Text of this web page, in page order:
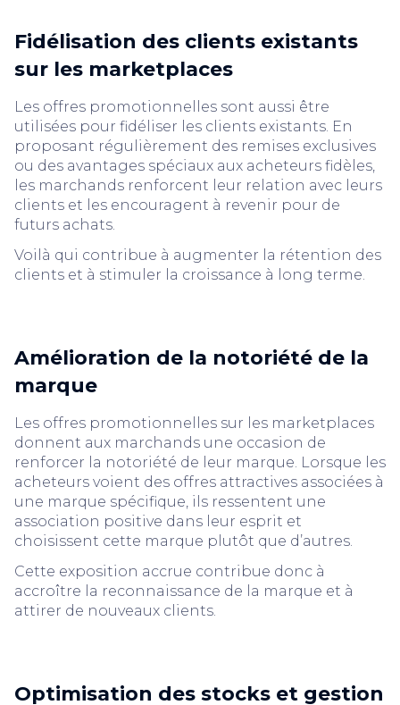
Fidélisation des clients existants
sur les marketplaces
Les offres promotionnelles sont aussi être
utilisées pour fidéliser les clients existants. En
proposant régulièrement des remises exclusives
ou des avantages spéciaux aux acheteurs fidèles,
les marchands renforcent leur relation avec leurs
clients et les encouragent à revenir pour de
futurs achats.
Voilà qui contribue à augmenter la rétention des
clients et à stimuler la croissance à long terme.
Amélioration de la notoriété de la
marque
Les offres promotionnelles sur les marketplaces
donnent aux marchands une occasion de
renforcer la notoriété de leur marque. Lorsque les
acheteurs voient des offres attractives associées à
une marque spécifique, ils ressentent une
association positive dans leur esprit et
choisissent cette marque plutôt que d’autres.
Cette exposition accrue contribue donc à
accroître la reconnaissance de la marque et à
attirer de nouveaux clients.
Optimisation des stocks et gestion